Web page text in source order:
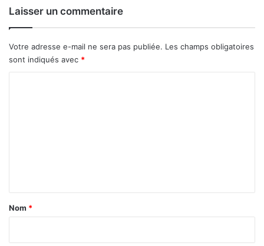
A
p
u
r
Laisser un commentaire
Votre adresse e-mail ne sera pas publiée. Les champs obligatoires
sont indiqués avec *
a
Nom *